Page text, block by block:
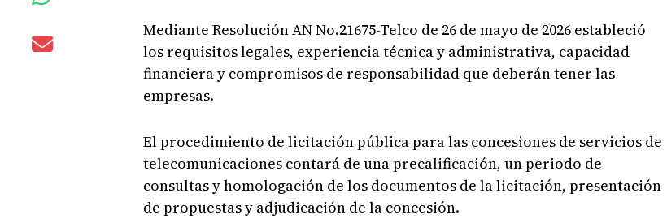
Mediante Resolución AN No.21675-Telco de 26 de mayo de 2026 estableció
los requisitos legales, experiencia técnica y administrativa, capacidad
financiera y compromisos de responsabilidad que deberán tener las
empresas.
El procedimiento de licitación pública para las concesiones de servicios de
telecomunicaciones contará de una precalificación, un periodo de
consultas y homologación de los documentos de la licitación, presentación
de propuestas y adjudicación de la concesión.